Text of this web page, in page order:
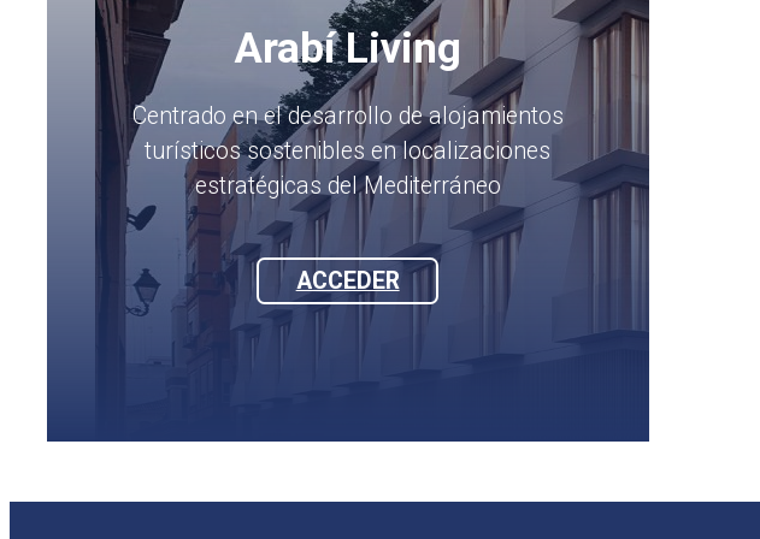
Arabí Living
Centrado en el desarrollo de alojamientos
turísticos sostenibles en localizaciones
estratégicas del Mediterráneo
ACCEDER